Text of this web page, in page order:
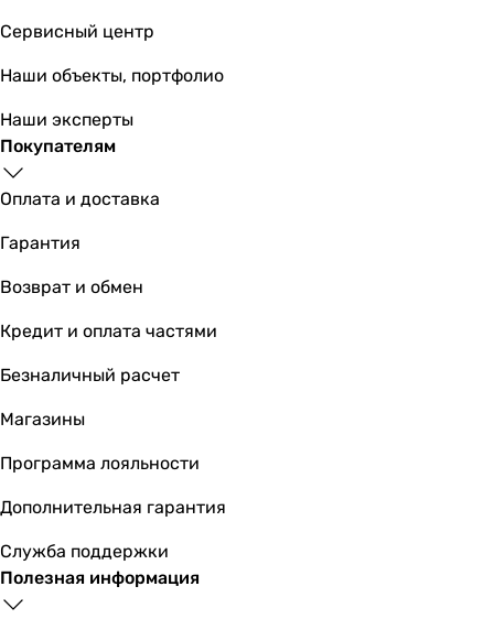
4 244грн
Основные характеристики
для ванны
для ванны
для ванны
для ванны
для ванны
для ванны
для ванны
для ванны
Сервисный центр
Наши объекты, портфолио
Наши эксперты
Покупателям
Оплата и доставка
Гарантия
Возврат и обмен
Кредит и оплата частями
Безналичный расчет
Магазины
Программа лояльности
Дополнительная гарантия
Служба поддержки
Полезная информация